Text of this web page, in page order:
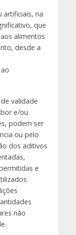
artificiais, na
que
alimentos
desde a
validade
e/ou
podem ser
ou pelo
dos aditivos
e
não